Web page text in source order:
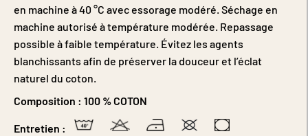
en machine à 40 °C avec essorage modéré. Séchage en
machine autorisé à température modérée. Repassage
possible à faible température. Évitez les agents
blanchissants afin de préserver la douceur et l’éclat
naturel du coton.
Composition : 100 % COTON
Entretien :